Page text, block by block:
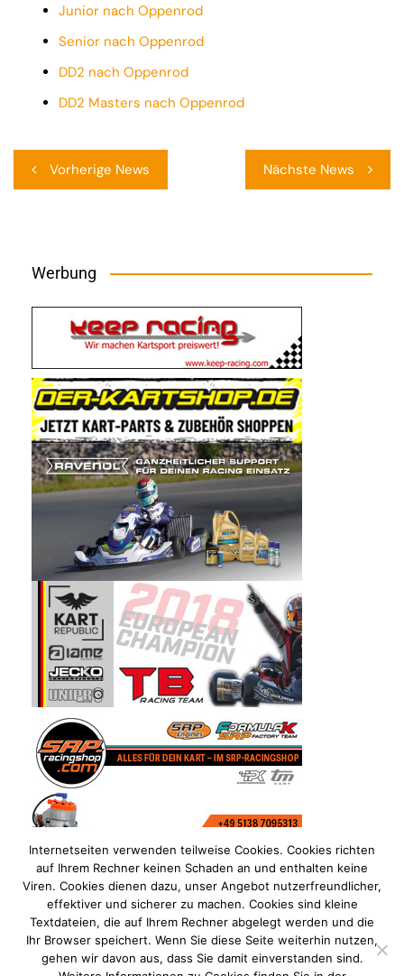
Junior nach Oppenrod
Senior nach Oppenrod
DD2 nach Oppenrod
DD2 Masters nach Oppenrod
Vorherige News Nächste News
Werbung
Internetseiten verwenden teilweise Cookies. Cookies richten
auf Ihrem Rechner keinen Schaden an und enthalten keine
Viren. Cookies dienen dazu, unser Angebot nutzerfreundlicher,
effektiver und sicherer zu machen. Cookies sind kleine
Textdateien, die auf Ihrem Rechner abgelegt werden und die
Ihr Browser speichert. Wenn Sie diese Seite weiterhin nutzen,
gehen wir davon aus, dass Sie damit einverstanden sind.